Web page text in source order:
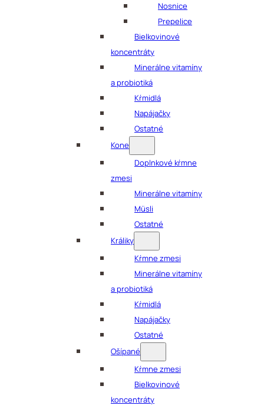
Nosnice
Prepelice
Bielkovinové
koncentráty
Minerálne vitamíny
a probiotiká
Kŕmidlá
Napájačky
Ostatné
Kone
Doplnkové kŕmne
zmesi
Minerálne vitamíny
Müsli
Ostatné
Králiky
Kŕmne zmesi
Minerálne vitamíny
a probiotiká
Kŕmidlá
Napájačky
Ostatné
Ošípané
Kŕmne zmesi
Bielkovinové
koncentráty